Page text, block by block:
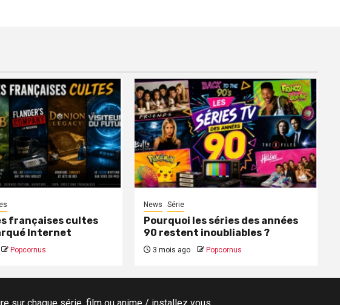
françaises cultes
Internet
Popcornus
News Série
Pourquoi les séries des années
90 restent inoubliables ?
3 mois ago Popcornus
sur chaque série, film ou anime / installez vous